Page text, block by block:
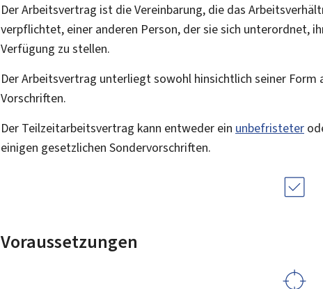
Der Arbeitsvertrag ist die Vereinbarung, die das
verpflichtet, einer anderen Person, der sie sich unterordnet,
Verfügung zu stellen.
Der Arbeitsvertrag unterliegt sowohl hinsichtlich seiner Form
Vorschriften.
Der Teilzeitarbeitsvertrag kann entweder ein unbefristeter
einigen gesetzlichen Sondervorschriften.
Voraussetzungen